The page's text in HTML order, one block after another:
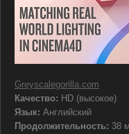
Greyscalegorilla.com
Качество: HD (высокое)
Язык: Английский
Продолжительность: 38